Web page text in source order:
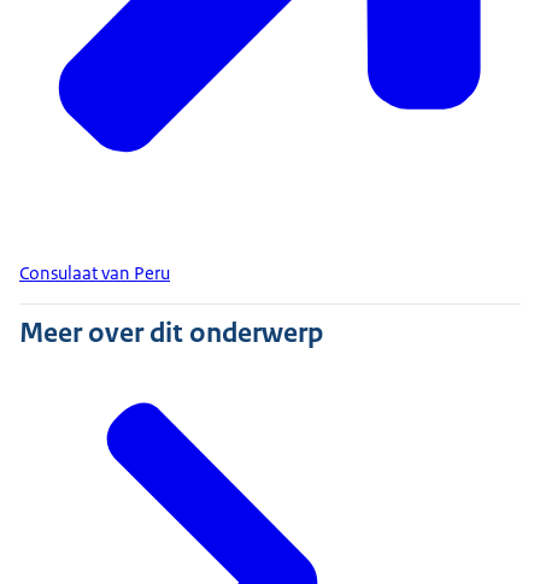
Consulaat van Peru
Meer over dit onderwerp